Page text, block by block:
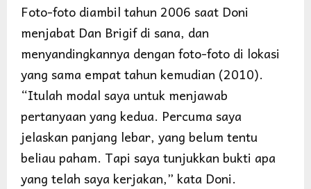
Foto-foto diambil tahun 2006 saat Doni
menjabat Dan Brigif di sana, dan
menyandingkannya dengan foto-foto di lokasi
yang sama empat tahun kemudian (2010).
“Itulah modal saya untuk menjawab
pertanyaan yang kedua. Percuma saya
jelaskan panjang lebar, yang belum tentu
beliau paham. Tapi saya tunjukkan bukti apa
yang telah saya kerjakan,” kata Doni.